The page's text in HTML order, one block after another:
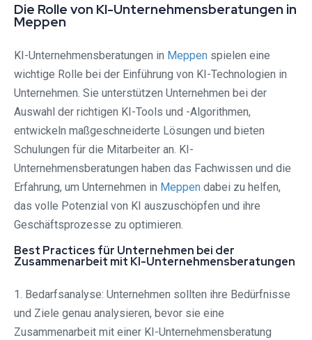
Die Rolle von KI-Unternehmensberatungen in
Meppen
KI-Unternehmensberatungen in Meppen spielen eine
wichtige Rolle bei der Einführung von KI-Technologien in
Unternehmen. Sie unterstützen Unternehmen bei der
Auswahl der richtigen KI-Tools und -Algorithmen,
entwickeln maßgeschneiderte Lösungen und bieten
Schulungen für die Mitarbeiter an. KI-
Unternehmensberatungen haben das Fachwissen und die
Erfahrung, um Unternehmen in Meppen dabei zu helfen,
das volle Potenzial von KI auszuschöpfen und ihre
Geschäftsprozesse zu optimieren.
Best Practices für Unternehmen bei der
Zusammenarbeit mit KI-Unternehmensberatungen
1. Bedarfsanalyse: Unternehmen sollten ihre Bedürfnisse
und Ziele genau analysieren, bevor sie eine
Zusammenarbeit mit einer KI-Unternehmensberatung